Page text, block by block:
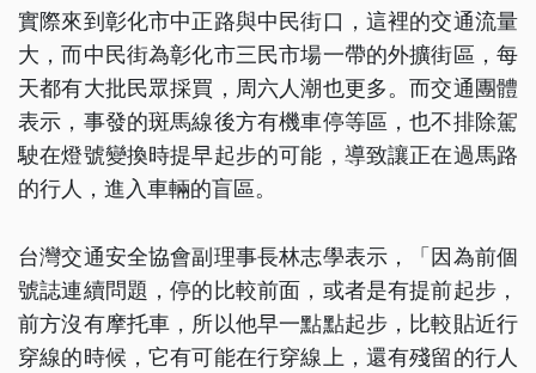
實際來到彰化市中正路與中民街口，這裡的交通流量
大，而中民街為彰化市三民市場一帶的外擴街區，每
天都有大批民眾採買，周六人潮也更多。而交通團體
表示，事發的斑馬線後方有機車停等區，也不排除駕
駛在燈號變換時提早起步的可能，導致讓正在過馬路
的行人，進入車輛的盲區。
台灣交通安全協會副理事長林志學表示，「因為前個
號誌連續問題，停的比較前面，或者是有提前起步，
前方沒有摩托車，所以他早一點點起步，比較貼近行
穿線的時候，它有可能在行穿線上，還有殘留的行人